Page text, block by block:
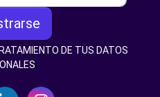
DE TUS DATOS